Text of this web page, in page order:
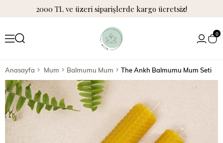
2000 TL ve üzeri siparişlerde kargo ücretsiz!
0
Anasayfa Mum Balmumu Mum The Ankh Balmumu Mum Seti